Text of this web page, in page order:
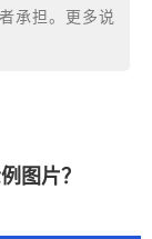
承担。更多说
图片？